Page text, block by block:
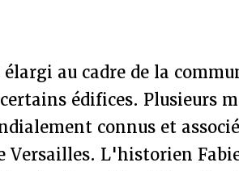
au cadre de la
édifices. Plusieurs
connus et
Versailles. L'historien